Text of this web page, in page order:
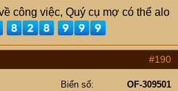
công việc, Quý cụ mợ có thể alo
#190
Biển số
OF-309501